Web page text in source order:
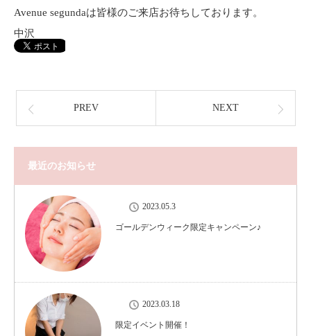
Avenue segundaは皆様のご来店お待ちしております。
中沢
PREV NEXT
最近のお知らせ
2023.05.3
ゴールデンウィーク限定キャンペーン♪
2023.03.18
限定イベント開催！